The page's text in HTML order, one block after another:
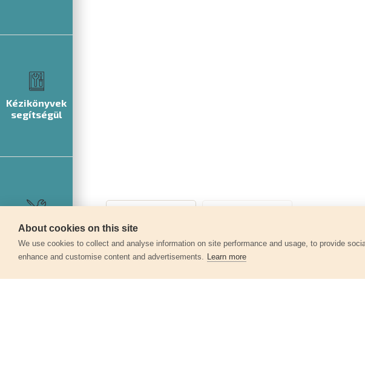
Kézikönyvek
segítségül
Szerviz
About cookies on this site
We use cookies to collect and analyse information on site performance and usage, to provide
enhance and customise content and advertisements. Learn more